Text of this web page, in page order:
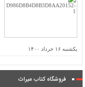
یکشنبه ۱۶ خرداد ۱۴۰۰
فروشگاه کتاب میراث